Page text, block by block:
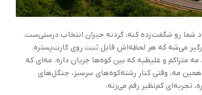
شما رو شگفت‌زده کنه، گردنه حیران انتخاب درستی‌ست.
می‌شه که هر لحظه‌اش قابل ثبت روی کارت‌پستره.
متراکم و غلیظیه که بین کوه‌ها جریان داره. مه‌ای که
مه، وقتی کنار رشته‌کوه‌های سرسبز، جنگل‌های
تجربه‌ای کم‌نظیر رقم می‌زنه.